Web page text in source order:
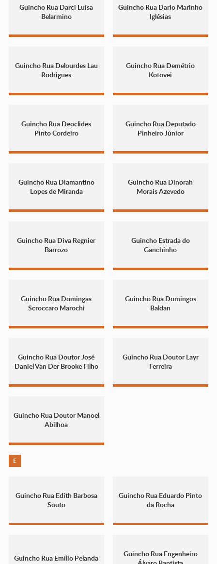
Guincho Rua Darci Luísa
Belarmino
Guincho Rua Dario Marinho
Iglésias
Guincho Rua Delourdes Lau
Rodrigues
Guincho Rua Demétrio
Kotovei
Guincho Rua Deoclides
Pinto Cordeiro
Guincho Rua Deputado
Pinheiro Júnior
Guincho Rua Diamantino
Lopes de Miranda
Guincho Rua Dinorah
Morais Azevedo
Guincho Rua Diva Regnier
Barrozo
Guincho Estrada do
Ganchinho
Guincho Rua Domingas
Scroccaro Marochi
Guincho Rua Domingos
Baldan
Guincho Rua Doutor José
Daniel Van Der Brooke Filho
Guincho Rua Doutor Layr
Ferreira
Guincho Rua Doutor Manoel
Abilhoa
E
Guincho Rua Edith Barbosa
Souto
Guincho Rua Eduardo Pinto
da Rocha
Guincho Rua Emílio Pelanda
Guincho Rua Engenheiro